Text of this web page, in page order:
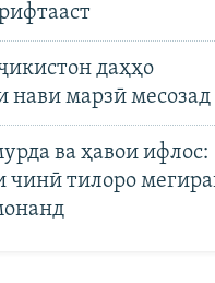
даҳҳо
нави марзӣ месозад
ва ҳавои ифлос:
тилоро